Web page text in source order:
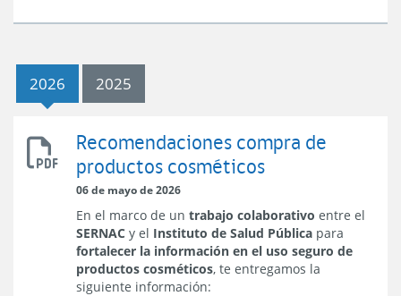
2026 2025
2026
Recomendaciones
compra
de
cosméticos
Recomendaciones compra de
productos cosméticos
06 de mayo de 2026
En el marco de un trabajo colaborativo entre el
SERNAC y el Instituto de Salud Pública para
fortalecer la información en el uso seguro de
productos cosméticos, te entregamos la
siguiente información: